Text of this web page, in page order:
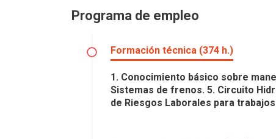
Programa de empleo
Formación técnica (374 h.)
1. Conocimiento básico sobre
Sistemas de frenos. 5. Circuito
de Riesgos Laborales para